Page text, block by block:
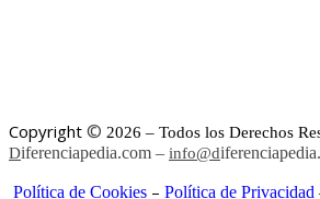
Copyright © 2026 – Todos los Derechos
Diferenciapedia.com – info@d
Política de Cookies – Política de Privacidad